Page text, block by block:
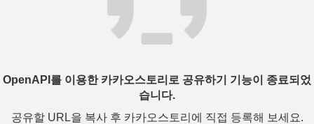
OpenAPI를 이용한 카카오스토리로 공유하기 기능이 종료되었
습니다.
공유할 URL을 복사 후 카카오스토리에 직접 등록해 보세요.